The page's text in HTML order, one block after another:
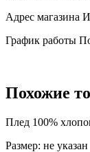
Адрес магазина
График работы
Похожие
Плед 100%
Размер: не указан